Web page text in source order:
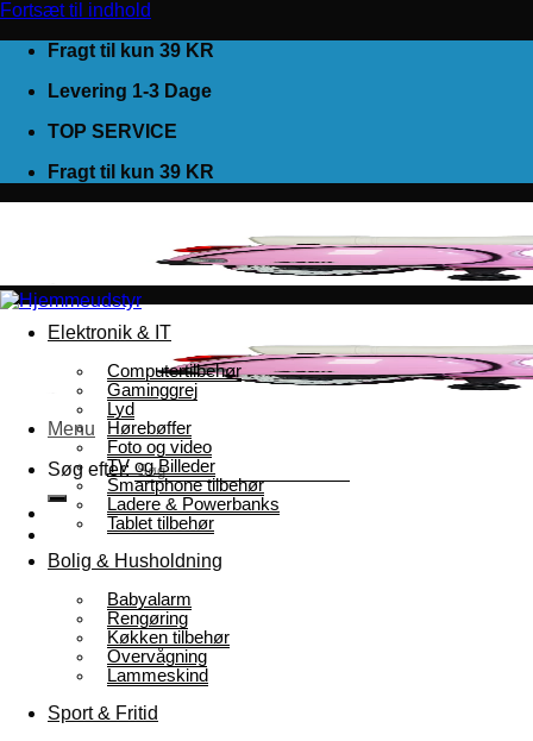
Fortsæt til indhold
Fragt til kun 39 KR
Levering 1-3 Dage
TOP SERVICE
Fragt til kun 39 KR
Menu
Søg efter:
Elektronik & IT
Computertilbehør
Gaminggrej
Lyd
Hørebøffer
Foto og video
TV og Billeder
Smartphone tilbehør
Ladere & Powerbanks
Tablet tilbehør
Bolig & Husholdning
Babyalarm
Rengøring
Køkken tilbehør
Overvågning
Lammeskind
Sport & Fritid